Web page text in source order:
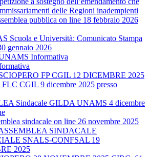
delle Regioni inadempienti
pubblica on line 18 febbraio 2026
Scuola e Università: Comunicato Stampa
gennaio 2026
Informativa
FP CGIL 12 DICEMBRE 2025
FLC CGIL 9 dicembre 2025 presso
Sindacale GILDA UNAMS 4 dicembre
sindacale on line 26 novembre 2025
SINDACALE
SNALS-CONFSAL 19
2025